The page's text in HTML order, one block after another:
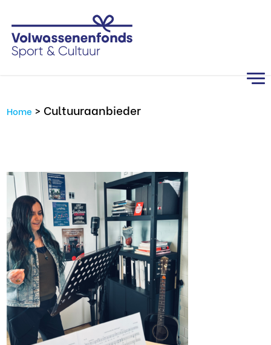
Home > Cultuuraanbieder